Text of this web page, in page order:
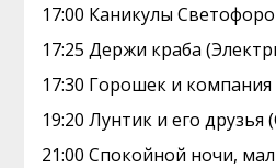
17:00 Каникулы
17:25 Держи краба
17:30 Горошек и
19:20 Лунтик и его друзья
21:00 Спокойной ночи,